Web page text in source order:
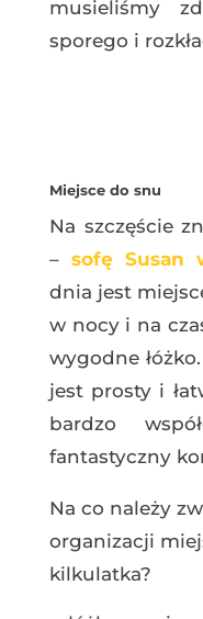
musieliśmy
sporego i
Miejsce do snu
Na szczęście
– sofę Susan
dnia jest
w nocy i na
wygodne
jest prosty i
bardzo
fantastyczny
Na co należy
organizacji
kilkulatka?